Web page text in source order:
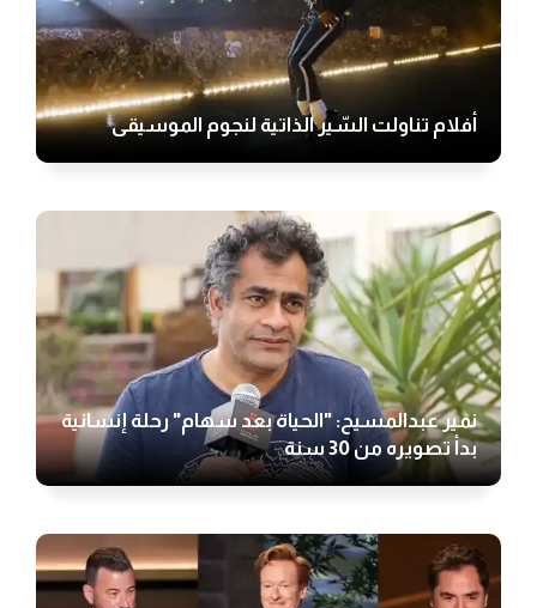
أفلام تناولت السّير الذاتية لنجوم الموسيقى
نمير عبدالمسيح: "الحياة بعد سهام" رحلة إنسانية
بدأ تصويره من 30 سنة